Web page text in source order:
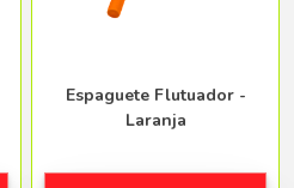
Espaguete Flutuador -
Laranja